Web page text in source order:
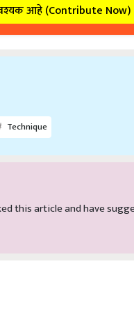
आहे (Contribute Now)
Technique
this article and have